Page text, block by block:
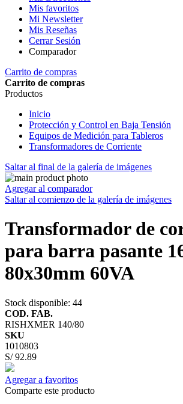
Mis favoritos
Mi Newsletter
Mis Reseñas
Cerrar Sesión
Comparador
Carrito de compras
Carrito de compras
Productos
Inicio
Protección y Control en Baja Tensión
Equipos de Medición para Tableros
Transformadores de Corriente
Saltar al final de la galería de imágenes
Agregar al comparador
Saltar al comienzo de la galería de imágenes
Transformador de
para barra pasante
80x30mm 60VA
Stock disponible: 44
COD. FAB.
RISHXMER 140/80
SKU
1010803
S/ 92.89
Agregar a favoritos
Comparte este producto